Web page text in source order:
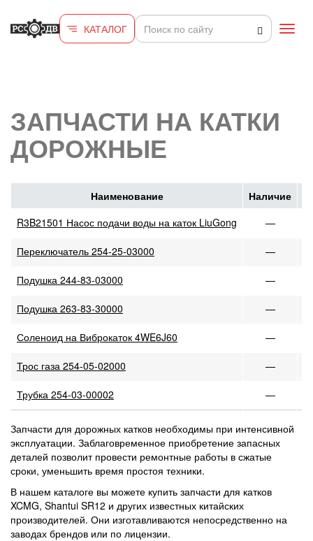
КАТАЛОГ
ЗАПЧАСТИ НА КАТКИ
ДОРОЖНЫЕ
Наименование Наличие
R3B21501 Насос подачи воды на каток LiuGong
—
Переключатель 254-25-03000 —
Подушка 244-83-03000 —
Подушка 263-83-30000 —
Соленоид на Виброкаток 4WE6J60 —
Трос газа 254-05-02000 —
Трубка 254-03-00002 —
Запчасти для дорожных катков необходимы при интенсивной
эксплуатации. Заблаговременное приобретение запасных
деталей позволит провести ремонтные работы в сжатые
сроки, уменьшить время простоя техники.
В нашем каталоге вы можете купить запчасти для катков
XCMG, Shantui SR12 и других известных китайских
производителей. Они изготавливаются непосредственно на
заводах брендов или по лицензии.